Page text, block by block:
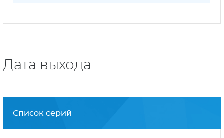
Дата выхода
Список серий